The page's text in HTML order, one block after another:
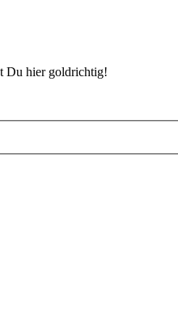
Du hier goldrichtig!